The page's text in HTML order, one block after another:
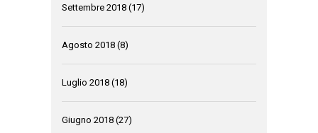
Settembre 2018 (17)
Agosto 2018 (8)
Luglio 2018 (18)
Giugno 2018 (27)